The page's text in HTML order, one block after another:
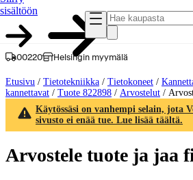
sisältöön
00220 Helsingin myymälä
Etusivu / Tietotekniikka / Tietokoneet /
kannettavat / Tuote 822898 / Arvostelut /
Käytössäsi on vanhempi selain, jota
sivusto ei enää tue. Lue lisää täältä.
Arvostele tuote ja jaa